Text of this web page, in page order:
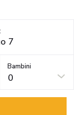
Bambini
0